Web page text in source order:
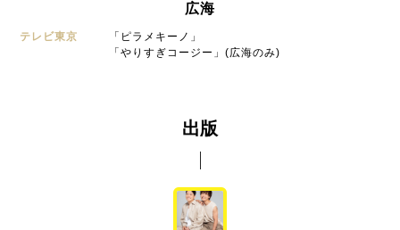
広海
テレビ東京
「ピラメキーノ」
「やりすぎコージー」(広海のみ)
出版